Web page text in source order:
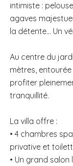
intimiste :
agaves
la détente… Un
Au centre du
mètres,
profiter
tranquillité.
La villa offre :
• 4 chambres
privative et
• Un grand